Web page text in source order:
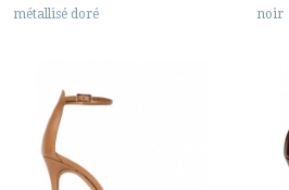
métallisé doré
noir